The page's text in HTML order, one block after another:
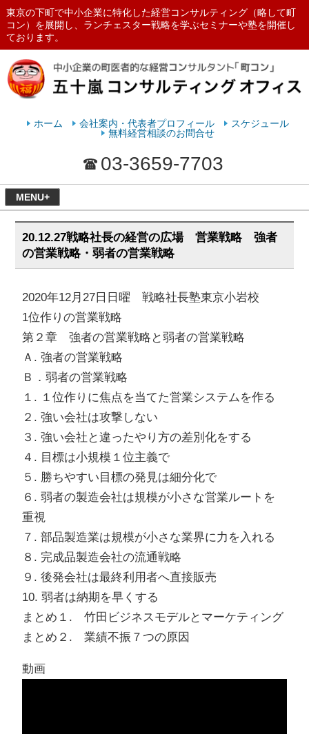
東京の下町で中小企業に特化した経営コンサルティング（略して町
コン）を展開し、ランチェスター戦略を学ぶセミナーや塾を開催し
ております。
ランチェスターの法則を学ぶなら
ホーム 会社案内・代表者プロフィール
スケジュール
無料経営相談のお問合せ
03-3659-7703
MENU+
20.12.27戦略社長の経営の広場 営業戦略 強者
の営業戦略・弱者の営業戦略
2020年12月27日日曜 戦略社長塾東京小岩校
1位作りの営業戦略
第２章 強者の営業戦略と弱者の営業戦略
Ａ. 強者の営業戦略
Ｂ．弱者の営業戦略
１. １位作りに焦点を当てた営業システムを作る
２. 強い会社は攻撃しない
３. 強い会社と違ったやり方の差別化をする
４. 目標は小規模１位主義で
５. 勝ちやすい目標の発見は細分化で
６. 弱者の製造会社は規模が小さな営業ルートを
重視
７. 部品製造業は規模が小さな業界に力を入れる
８. 完成品製造会社の流通戦略
９. 後発会社は最終利用者へ直接販売
10. 弱者は納期を早くする
まとめ１. 竹田ビジネスモデルとマーケティング
まとめ２. 業績不振７つの原因
動画